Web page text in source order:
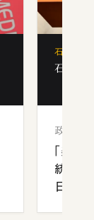
石破茂、
石破茂
政治
「楽し
統領と
日米